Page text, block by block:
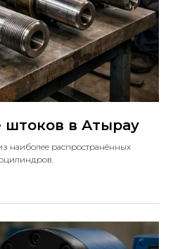
штоков в Атырау
наиболее распространённых